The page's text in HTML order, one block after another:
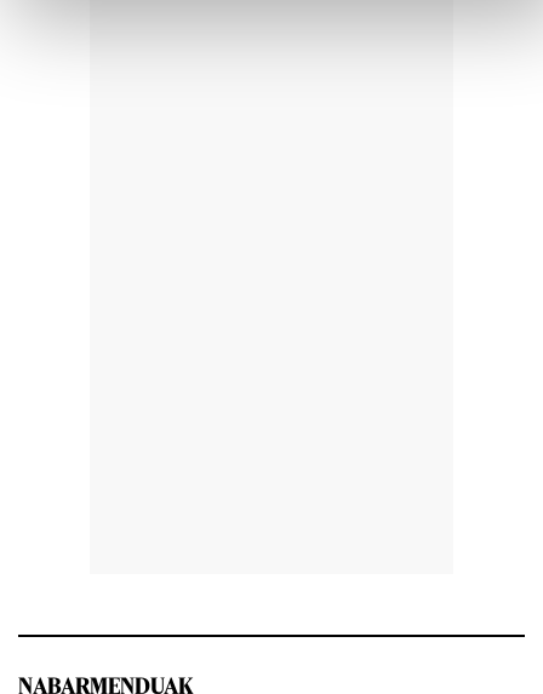
NABARMENDUAK